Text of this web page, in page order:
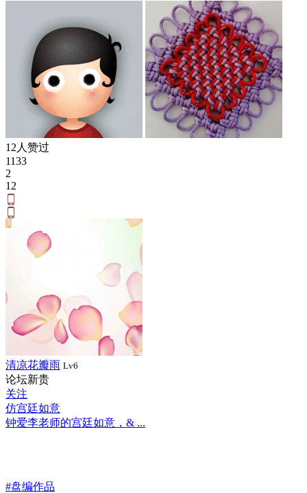
12人赞过
1133
2
12
清凉花瓣雨 Lv6
论坛新贵
关注
仿宫廷如意
钟爱李老师的宫廷如意，& ...
#盘编作品